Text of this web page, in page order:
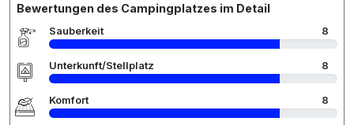
Bewertungen des Campingplatzes im Detail
Sauberkeit 8
Unterkunft/Stellplatz 8
Komfort 8